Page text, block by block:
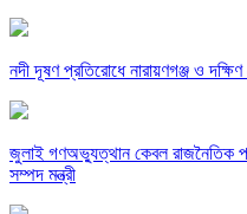
নদী দূষণ প্রতিরোধে নারায়ণগঞ্জ ও
জুলাই গণঅভ্যুত্থান কেবল রাজনৈতিক
সম্পদ মন্ত্রী